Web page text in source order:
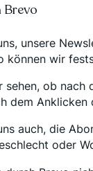
Brevo
unsere
können wir
sehen, ob
dem
auch, die
oder